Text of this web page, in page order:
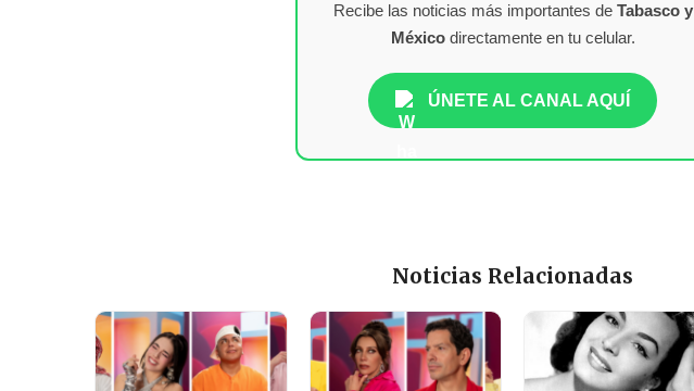
Recibe las noticias más importantes de Tabasco y
Méxicodirectamente en tu celular.
ÚNETE AL CANAL AQUÍ
Noticias Relacionadas